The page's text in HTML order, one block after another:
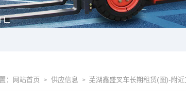
： 网站首页 > 供应信息 > 芜湖鑫盛叉车长期租赁(图)-附